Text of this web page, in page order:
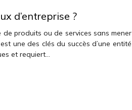
d’entreprise ?
produits ou de services sans mener
une des clés du succès d’une entité
et requiert…